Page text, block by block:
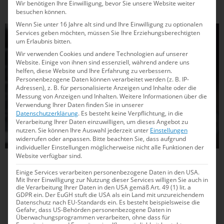
WASSERSPRINGEN
Dreimal DJM-Gold für Louis Aaron Förster
und Finn Awe
Wer holte sich bei den Deutschen Jugendmeisterschaften im
Wir benötigen Ihre Einwilligung, bevor Sie unsere Website weiter
besuchen können.
Wenn Sie unter 16 Jahre alt sind und Ihre Einwilligung zu optionalen
Services geben möchten, müssen Sie Ihre Erziehungsberechtigten
um Erlaubnis bitten.
Wir verwenden Cookies und andere Technologien auf unserer
Website. Einige von ihnen sind essenziell, während andere uns
helfen, diese Website und Ihre Erfahrung zu verbessern.
Personenbezogene Daten können verarbeitet werden (z. B. IP-
Adressen), z. B. für personalisierte Anzeigen und Inhalte oder die
Messung von Anzeigen und Inhalten.Weitere Informationen über die
Verwendung Ihrer Daten finden Sie in unserer
Datenschutzerklärung. Es besteht keine Verpflichtung, in die
Verarbeitung Ihrer Daten einzuwilligen, um dieses Angebot zu
nutzen.Sie können Ihre Auswahl jederzeit unter Einstellungen
widerrufen oder anpassen. Bitte beachten Sie, dass aufgrund
individueller Einstellungen möglicherweise nicht alle Funktionen der
Website verfügbar sind.
Einige Services verarbeiten personenbezogene Daten in den USA.
Mit Ihrer Einwilligung zur Nutzung dieser Services willigen Sie auch in
die Verarbeitung Ihrer Daten in den USA gemäß Art. 49 (1) lit. a
GDPR ein. Der EuGH stuft die USA als ein Land mit unzureichendem
Datenschutz nach EU-Standards ein. Es besteht beispielsweise die
Gefahr, dass US-Behörden personenbezogene Daten in
Überwachungsprogrammen verarbeiten, ohne dass für